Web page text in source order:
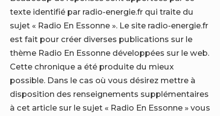
texte identifié par radio-energie.fr qui traite du
sujet « Radio En Essonne ». Le site radio-energie.fr
est fait pour créer diverses publications sur le
thème Radio En Essonne développées sur le web.
Cette chronique a été produite du mieux
possible. Dans le cas où vous désirez mettre à
disposition des renseignements supplémentaires
à cet article sur le sujet « Radio En Essonne » vous